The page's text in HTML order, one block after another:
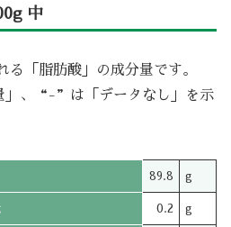
中
る「脂肪酸」の成分量です。
、“-”は「データなし」を示
89.8 g
0.2 g